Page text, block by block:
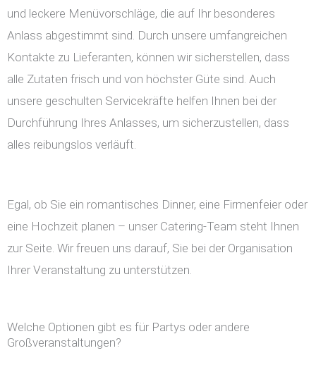
und leckere Menüvorschläge, die auf Ihr besonderes
Anlass abgestimmt sind. Durch unsere umfangreichen
Kontakte zu Lieferanten, können wir sicherstellen, dass
alle Zutaten frisch und von höchster Güte sind. Auch
unsere geschulten Servicekräfte helfen Ihnen bei der
Durchführung Ihres Anlasses, um sicherzustellen, dass
alles reibungslos verläuft.
Egal, ob Sie ein romantisches Dinner, eine Firmenfeier oder
eine Hochzeit planen – unser Catering-Team steht Ihnen
zur Seite. Wir freuen uns darauf, Sie bei der Organisation
Ihrer Veranstaltung zu unterstützen.
Welche Optionen gibt es für Partys oder andere
Großveranstaltungen?